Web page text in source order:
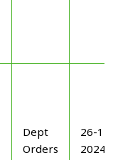
Dept
Orders
26-
2024